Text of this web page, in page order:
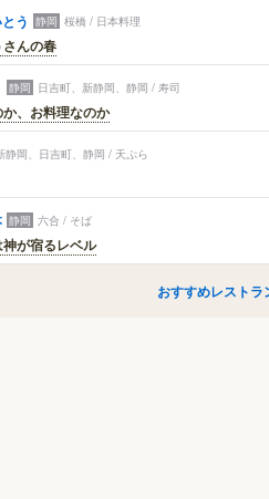
う 静岡 桜橋 / 日本料理
んの春
静岡 日吉町、新静岡、静岡 / 寿司
、お料理なのか
静岡、日吉町、静岡 / 天ぷら
静岡 六合 / そば
が宿るレベル
おすすめレストラ